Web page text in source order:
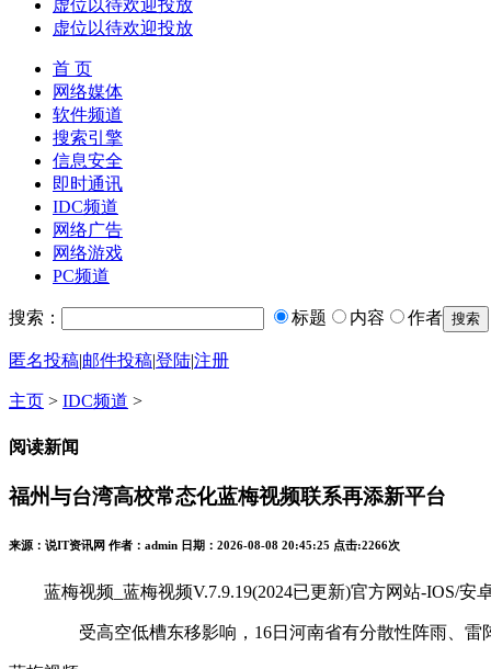
虚位以待欢迎投放
虚位以待欢迎投放
首 页
网络媒体
软件频道
搜索引擎
信息安全
即时通讯
IDC频道
网络广告
网络游戏
PC频道
搜索： 标题 内容 作者
匿名投稿|邮件投稿|登陆|注册
主页 > IDC频道 >
阅读新闻
福州与台湾高校常态化蓝梅视频联系再添新平台
来源：说IT资讯网 作者：admin 日期：2026-08-08 20:45:25 点击:2266次
蓝梅视频_蓝梅视频V.7.9.19(2024已更新)官方网站-IOS/安
受高空低槽东移影响，16日河南省有分散性阵雨、雷阵